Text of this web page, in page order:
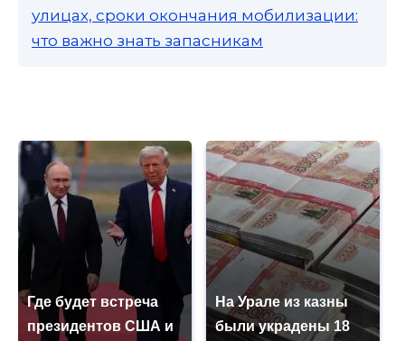
улицах, сроки окончания мобилизации:
что важно знать запасникам
Где будет встреча
президентов США и
На Урале из казны
были украдены 18